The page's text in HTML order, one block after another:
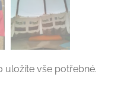
uložíte vše potřebné.